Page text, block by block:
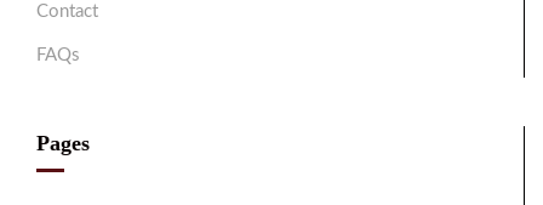
Contact
FAQs
Pages